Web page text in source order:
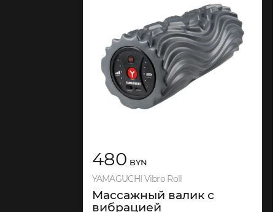
480 BYN
YAMAGUCHI Vibro Roll
Массажный валик с
вибрацией